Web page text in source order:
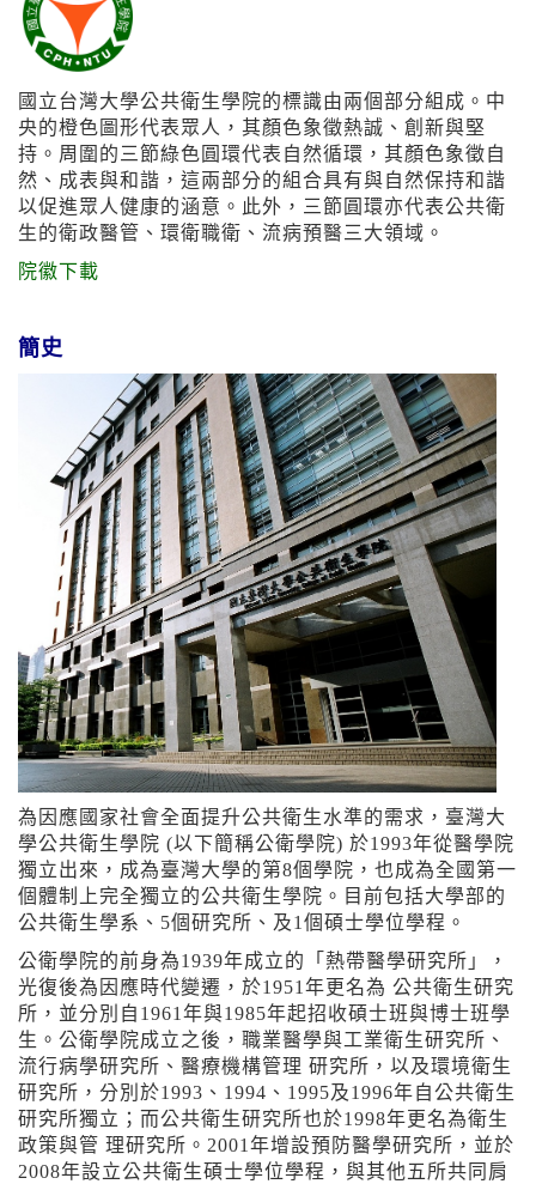
國立台灣大學公共衛生學院的標識由兩個部分組成。中
央的橙色圖形代表眾人，其顏色象徵熱誠、創新與堅
持。周圍的三節綠色圓環代表自然循環，其顏色象徵自
然、成表與和諧，這兩部分的組合具有與自然保持和諧
以促進眾人健康的涵意。此外，三節圓環亦代表公共衛
生的衛政醫管、環衛職衛、流病預醫三大領域。
院徽下載
簡史
為因應國家社會全面提升公共衛生水準的需求，臺灣大
學公共衛生學院 (以下簡稱公衛學院) 於1993年從醫學院
獨立出來，成為臺灣大學的第8個學院，也成為全國第一
個體制上完全獨立的公共衛生學院。目前包括大學部的
公共衛生學系、5個研究所、及1個碩士學位學程。
公衛學院的前身為1939年成立的「熱帶醫學研究所」，
光復後為因應時代變遷，於1951年更名為 公共衛生研究
所，並分別自1961年與1985年起招收碩士班與博士班學
生。公衛學院成立之後，職業醫學與工業衛生研究所、
流行病學研究所、醫療機構管理 研究所，以及環境衛生
研究所，分別於1993、1994、1995及1996年自公共衛生
研究所獨立；而公共衛生研究所也於1998年更名為衛生
政策與管 理研究所。2001年增設預防醫學研究所，並於
2008年設立公共衛生碩士學位學程，與其他五所共同肩